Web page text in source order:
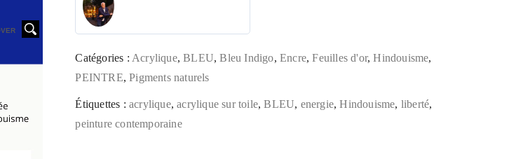
Catégories : Acrylique,BLEU,Bleu Indigo,Encre,Feuilles d'or,Hindouisme,
PEINTRE,Pigments naturels
Étiquettes :acrylique,acrylique sur toile,BLEU, energie,Hindouisme, liberté,
peinture contemporaine